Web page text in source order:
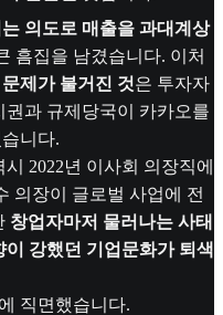
의도로 매출을 과대계상
흠집을 남겼습니다. 이처
제가 불거진 것은 투자자
과 규제당국이 카카오를
니다.
2022년 이사회 의장직에
의장이 글로벌 사업에 전
창업자마저 물러나는 사태
이 강했던 기업문화가 퇴색
직면했습니다.